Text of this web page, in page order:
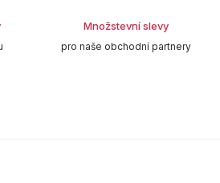
Množstevní slevy
pro naše obchodní partnery